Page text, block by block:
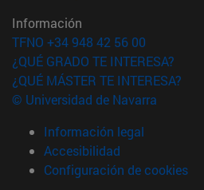
Información
TFNO +34 948 42 56 00
¿QUÉ GRADO TE INTERESA?
¿QUÉ MÁSTER TE INTERESA?
© Universidad de Navarra
Información legal
Accesibilidad
Configuración de cookies